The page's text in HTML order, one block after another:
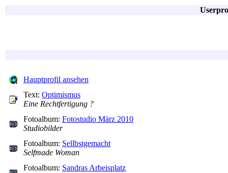
Hauptprofil ansehen
Text: Optimismus
Eine Rechtfertigung ?
Fotoalbum: Fotostudio März 2010
Studiobilder
Fotoalbum: Sellbstgemacht
Selfmade Woman
Fotoalbum: Sandras Arbeisplatz